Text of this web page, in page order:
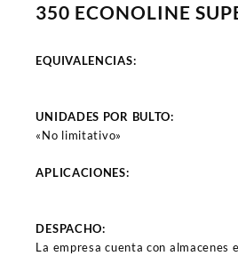
350 ECONOLINE
EQUIVALENCIAS:
UNIDADES POR BULTO:
«No limitativo»
APLICACIONES:
DESPACHO:
La empresa cuenta con almacenes